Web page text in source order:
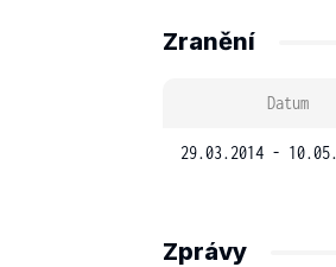
Zranění
Datum
29.03.2014 -
Zprávy